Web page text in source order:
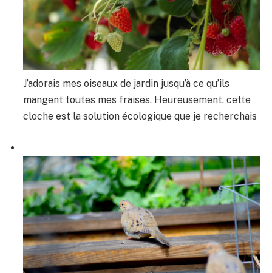
J’adorais mes oiseaux de jardin jusqu’à ce qu’ils
mangent toutes mes fraises. Heureusement, cette
cloche est la solution écologique que je recherchais